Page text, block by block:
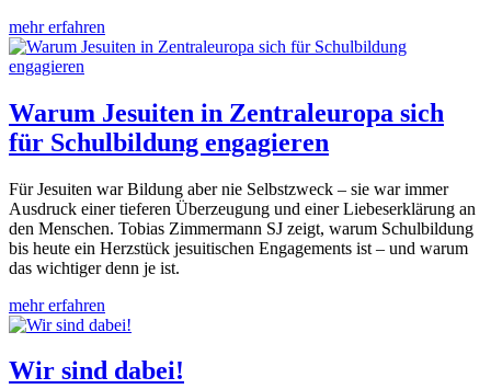
mehr erfahren
Warum Jesuiten in Zentraleuropa sich
für Schulbildung engagieren
Für Jesuiten war Bildung aber nie Selbstzweck – sie war immer
Ausdruck einer tieferen Überzeugung und einer Liebeserklärung an
den Menschen. Tobias Zimmermann SJ zeigt, warum Schulbildung
bis heute ein Herzstück jesuitischen Engagements ist – und warum
das wichtiger denn je ist.
mehr erfahren
Wir sind dabei!